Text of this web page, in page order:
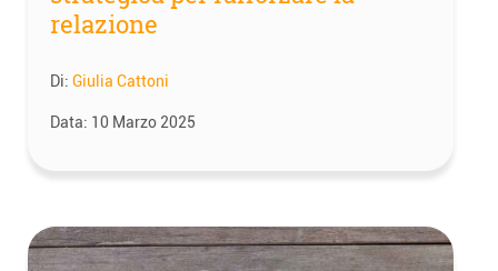
relazione
Di: Giulia Cattoni
Data: 10 Marzo 2025